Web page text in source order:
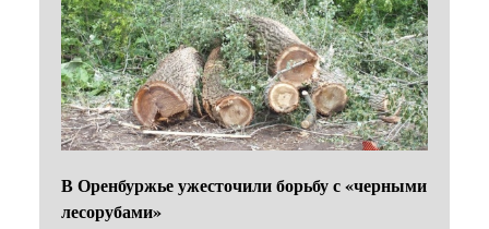
В Оренбуржье ужесточили борьбу с «черными
лесорубами»